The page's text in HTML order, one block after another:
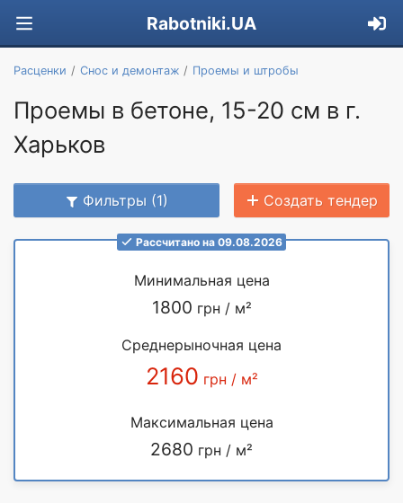
Rabotniki.UA
Расценки Снос и демонтаж Проемы и штробы
Проемы в бетоне, 15-20 см в г.
Харьков
Фильтры (1) Создать тендер
Рассчитано на 09.08.2026
Минимальная цена
1800 грн / м²
Среднерыночная цена
2160 грн / м²
Максимальная цена
2680 грн / м²